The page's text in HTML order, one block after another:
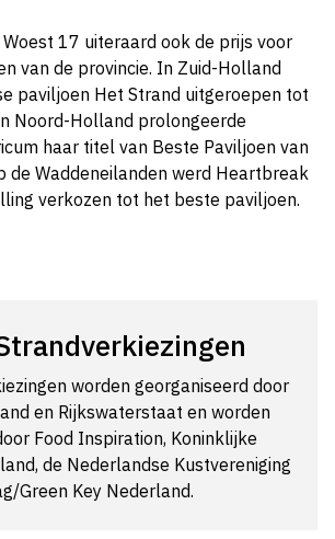
17 uiteraard ook de prijs voor
van de provincie. In Zuid-Holland
paviljoen Het Strand uitgeroepen tot
Noord-Holland prolongeerde
haar titel van Beste Paviljoen van
de Waddeneilanden werd Heartbreak
verkozen tot het beste paviljoen.
worden georganiseerd door
en Rijkswaterstaat en worden
Food Inspiration, Koninklijke
de Nederlandse Kustvereniging
Green Key Nederland.